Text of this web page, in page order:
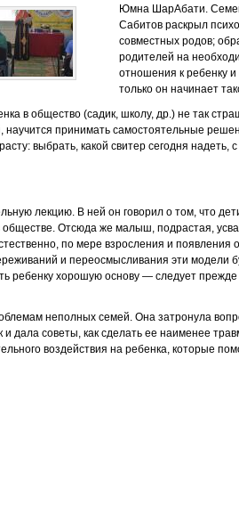
Юмна ШарАбати.
Сабитов раскрыл
совместных родов;
родителей на
отношения к ребенку и
только он начинает
в общество (садик, школу, др.) не так
научится принимать самостоятельные
выбрать, какой свитер сегодня надеть,
лекцию. В ней он говорил о том, что
Отсюда же малыш, подрастая,
по мере взросления и появления
и переосмысливания эти модели
ребенку хорошую основу — следует прежде
неполных семей. Она затронула
и дала советы, как сделать ее наименее
воздействия на ребенка, которые